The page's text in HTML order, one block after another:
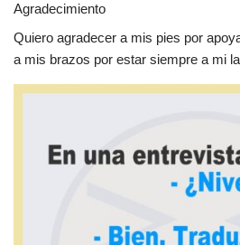
Agradecimiento
Quiero agradecer a mis pies por
a mis brazos por estar siempre a mi